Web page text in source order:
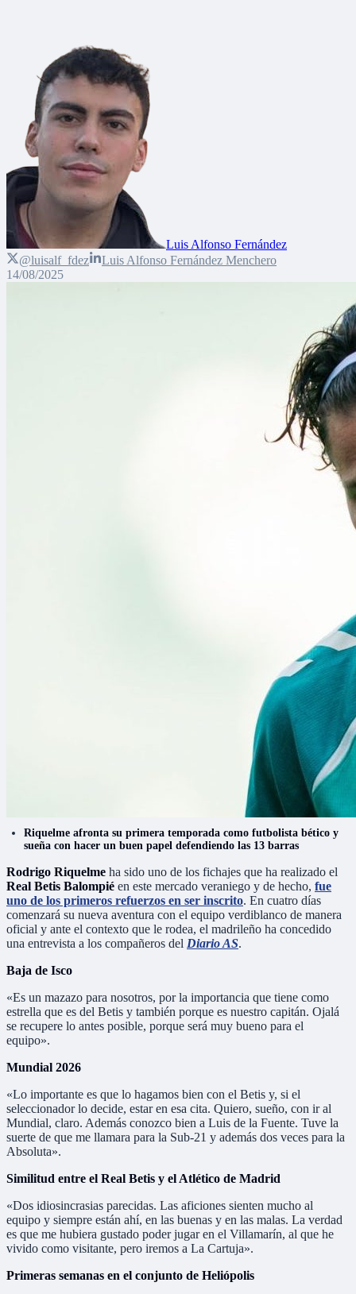
Luis Alfonso Fernández
@luisalf_fdez
Luis Alfonso Fernández Menchero
14/08/2025
Riquelme afronta su primera temporada como futbolista bético y
sueña con hacer un buen papel defendiendo las 13 barras
Rodrigo Riquelme ha sido uno de los fichajes que ha realizado el
Real Betis Balompié en este mercado veraniego y de hecho, fue
uno de los primeros refuerzos en ser inscrito. En cuatro días
comenzará su nueva aventura con el equipo verdiblanco de manera
oficial y ante el contexto que le rodea, el madrileño ha concedido
una entrevista a los compañeros del Diario AS.
Baja de Isco
«Es un mazazo para nosotros, por la importancia que tiene como
estrella que es del Betis y también porque es nuestro capitán. Ojalá
se recupere lo antes posible, porque será muy bueno para el
equipo».
Mundial 2026
«Lo importante es que lo hagamos bien con el Betis y, si el
seleccionador lo decide, estar en esa cita. Quiero, sueño, con ir al
Mundial, claro. Además conozco bien a Luis de la Fuente. Tuve la
suerte de que me llamara para la Sub-21 y además dos veces para la
Absoluta».
Similitud entre el Real Betis y el Atlético de Madrid
«Dos idiosincrasias parecidas. Las aficiones sienten mucho al
equipo y siempre están ahí, en las buenas y en las malas. La verdad
es que me hubiera gustado poder jugar en el Villamarín, al que he
vivido como visitante, pero iremos a La Cartuja».
Primeras semanas en el conjunto de Heliópolis